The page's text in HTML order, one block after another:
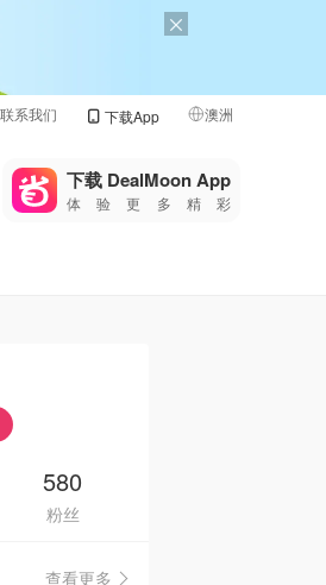
联系我们 下载App 澳洲
🇺🇸
🇨🇳 中国
🇮🇹
🇦🇺
下载 DealMoon App
体验更多精彩
580
粉丝
查看更多